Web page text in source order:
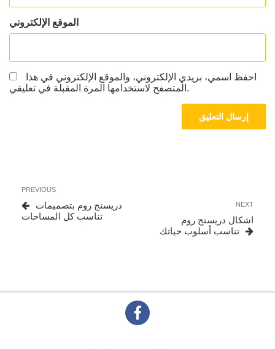
الموقع الإلكتروني
احفظ اسمي، بريدي الإلكتروني، والموقع الإلكتروني في هذا
المتصفح لاستخدامها المرة المقبلة في تعليقي.
المقالات
Previous
Post
PREVIOUS
دريسنج روم بتصميمات
تناسب كل المساحات
Next
NEXT
اشكال دريسنج روم
تناسب أسلوب حياتك